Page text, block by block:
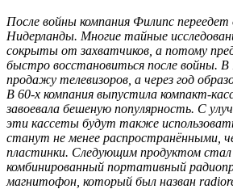
После войны компания Филипс
Нидерланды. Многие тайные
сокрыты от захватчиков, а потому
быстро восстановиться после войны. В
продажу телевизоров, а через год
В 60-х компания выпустила компакт-
завоевала бешеную популярность. С
эти кассеты будут также
станут не менее распространёнными,
пластинки. Следующим продуктом
комбинированный портативный
магнитофон, который был назван